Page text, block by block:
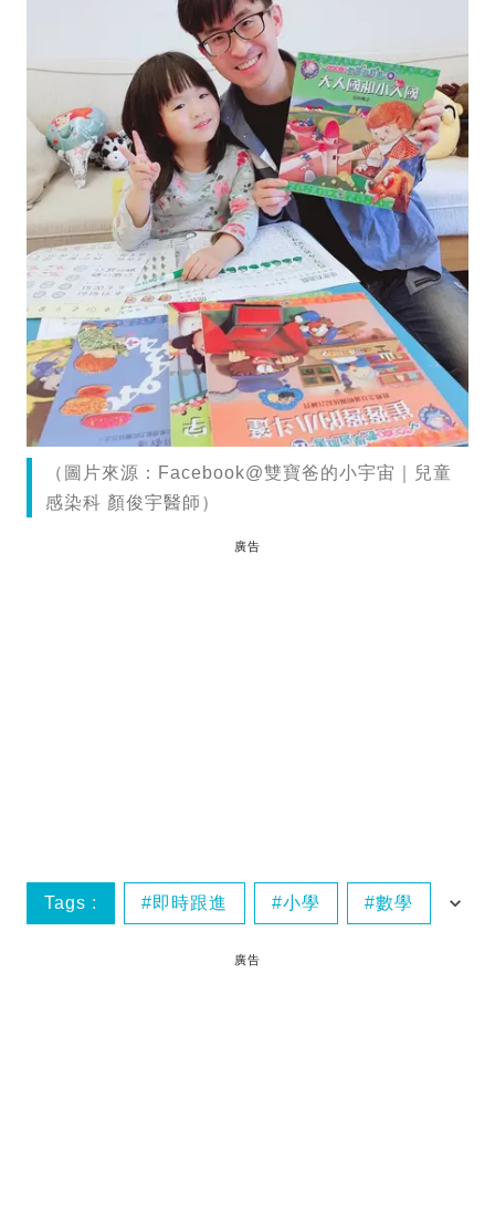
（圖片來源：Facebook@雙寶爸的小宇宙｜兒童
感染科 顏俊宇醫師）
廣告
Tags : 即時跟進 小學 數學
廣告